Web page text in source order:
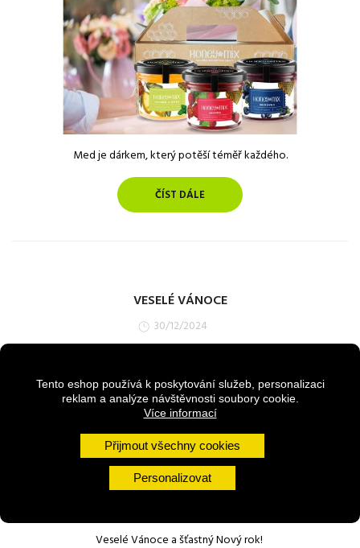
Tento eshop používá k poskytování služeb, personalizaci
reklam a analýze návštěvnosti soubory cookie.
Více informací
Přijmout všechny cookies
Personalizovat
Med je dárkem, který potěší téměř každého.
ČÍST DÁLE
VESELÉ VÁNOCE
30/12/2024
Veselé Vánoce a šťastný Nový rok!